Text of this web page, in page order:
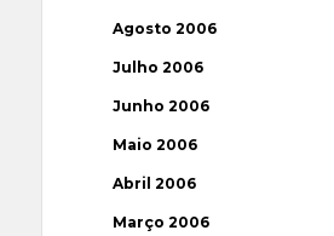
Agosto 2006
Julho 2006
Junho 2006
Maio 2006
Abril 2006
Março 2006